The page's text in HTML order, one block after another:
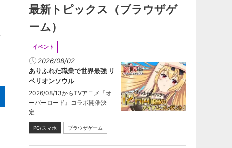
最新トピックス（ブラウザゲ
ーム）
イベント
2026/08/02
ありふれた職業で世界最強 リ
ベリオンソウル
2026/08/13からTVアニメ『オ
ーバーロード』コラボ開催決
定
PC/スマホ ブラウザゲーム